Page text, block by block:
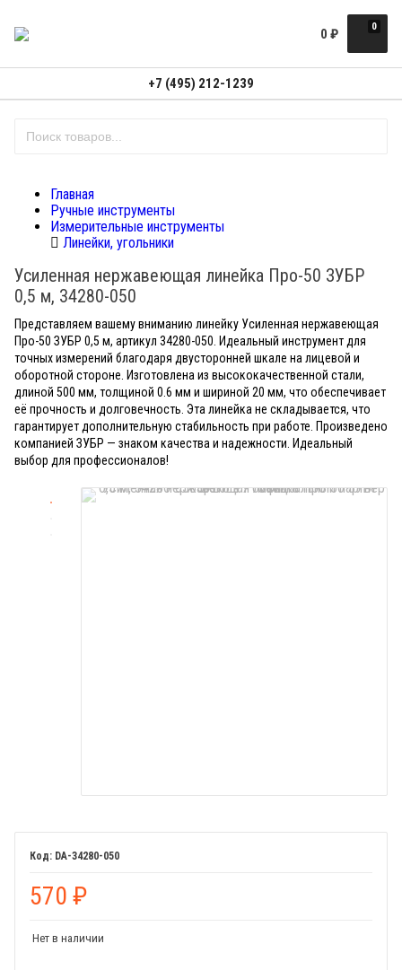
0
0 ₽
+7 (495) 212-1239
Главная
Ручные инструменты
Измерительные инструменты
Линейки, угольники
Усиленная нержавеющая линейка Про-50 ЗУБР
0,5 м, 34280-050
Представляем вашему вниманию линейку Усиленная нержавеющая
Про-50 ЗУБР 0,5 м, артикул 34280-050. Идеальный инструмент для
точных измерений благодаря двусторонней шкале на лицевой и
оборотной стороне. Изготовлена из высококачественной стали,
длиной 500 мм, толщиной 0.6 мм и шириной 20 мм, что обеспечивает
её прочность и долговечность. Эта линейка не складывается, что
гарантирует дополнительную стабильность при работе. Произведено
компанией ЗУБР — знаком качества и надежности. Идеальный
выбор для профессионалов!
DA-34280-050
570 ₽
Нет в наличии